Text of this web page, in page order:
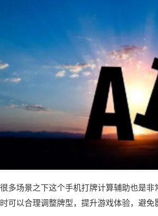
多场景之下这个手机打牌计算辅助也是
可以合理调整牌型，提升游戏体验，避免